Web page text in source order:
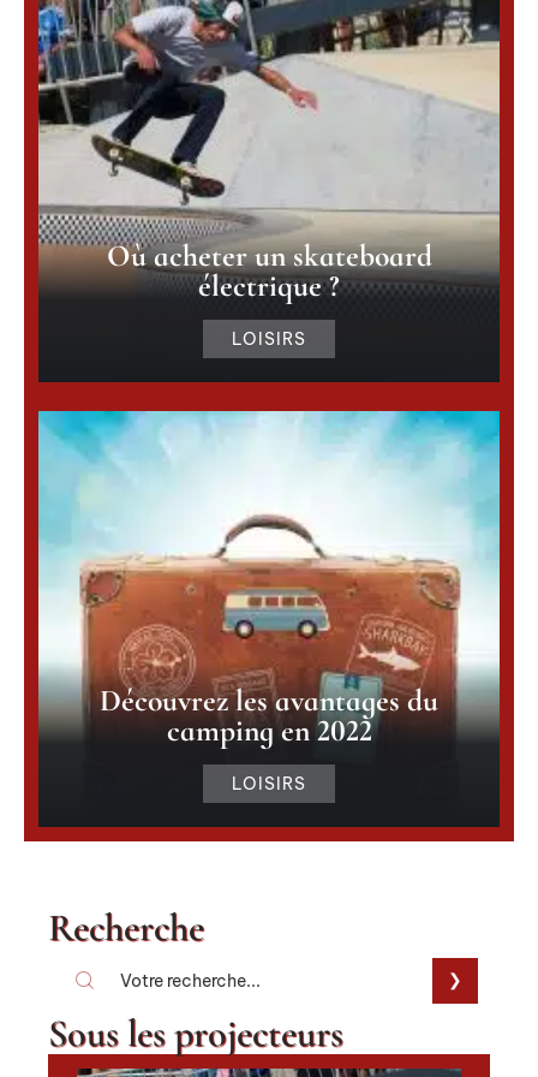
Où acheter un skateboard
électrique ?
LOISIRS
Découvrez les avantages du
camping en 2022
LOISIRS
Recherche
Sous les projecteurs